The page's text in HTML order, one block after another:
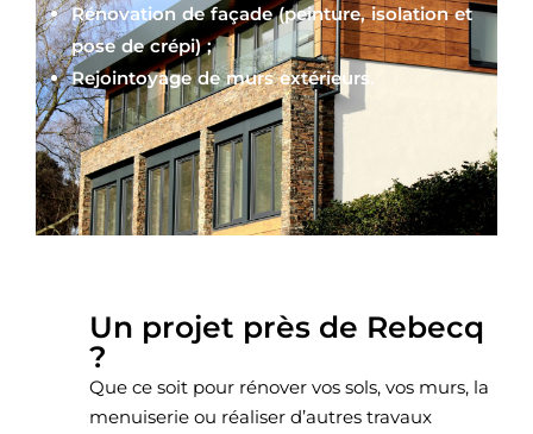
Rénovation de façade (peinture, isolation et
pose de crépi) ;
Rejointoyage de murs extérieurs.
Un projet près de Rebecq
?
Que ce soit pour rénover vos sols, vos murs, la
menuiserie ou réaliser d’autres travaux